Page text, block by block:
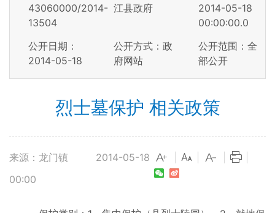
43060000/2014-
13504
江县政府
2014-05-18
00:00:00.0
公开日期：
2014-05-18
公开方式：政
府网站
公开范围：全
部公开
烈士墓保护 相关政策
来源：龙门镇
2014-05-18
00:00